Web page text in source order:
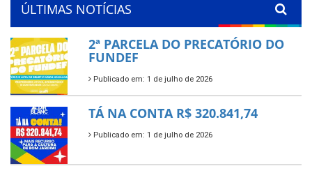
ÚLTIMAS NOTÍCIAS
2ª PARCELA DO PRECATÓRIO DO
FUNDEF
Publicado em: 1 de julho de 2026
TÁ NA CONTA R$ 320.841,74
Publicado em: 1 de julho de 2026